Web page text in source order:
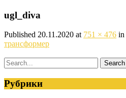
ugl_diva
Published 20.11.2020 at 751 × 476 in
трансформер
Рубрики